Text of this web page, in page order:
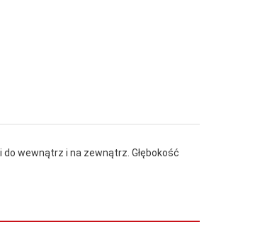
wewnątrz i na zewnątrz. Głębokość